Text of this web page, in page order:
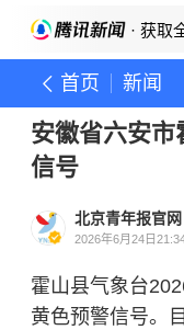
· 获取
首页 新闻
安徽省六安市
信号
北京青年报官网
2026年6月24日
霍山县气象台
黄色预警信号。